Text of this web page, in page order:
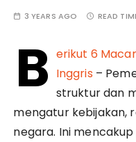
3 YEARS AGO READ
B erikut 6
Inggris –
struktur dan
mengatur kebijakan,
negara. Ini